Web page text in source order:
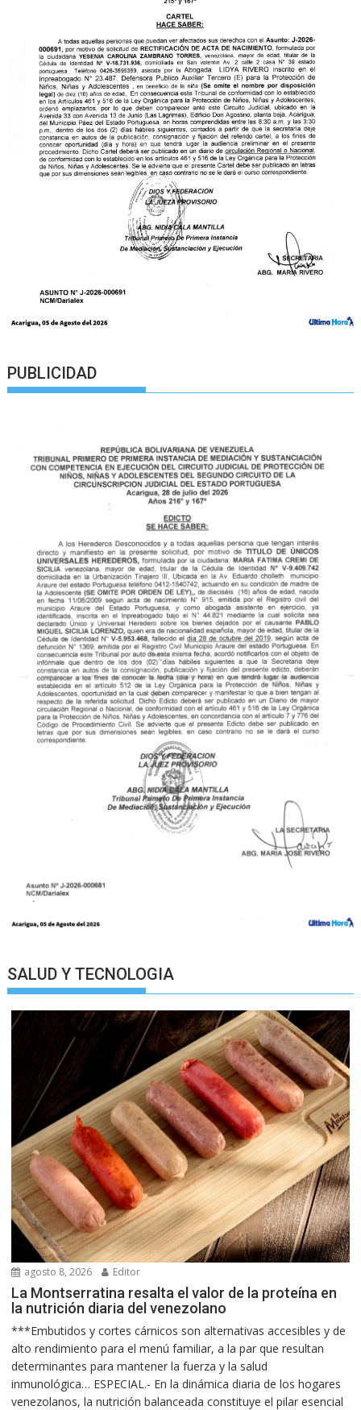
PUBLICIDAD
SALUD Y TECNOLOGIA
agosto 8, 2026 Editor
La Montserratina resalta el valor de la proteína en
la nutrición diaria del venezolano
***Embutidos y cortes cárnicos son alternativas accesibles y de
alto rendimiento para el menú familiar, a la par que resultan
determinantes para mantener la fuerza y la salud
inmunológica… ESPECIAL.- En la dinámica diaria de los hogares
venezolanos, la nutrición balanceada constituye el pilar esencial